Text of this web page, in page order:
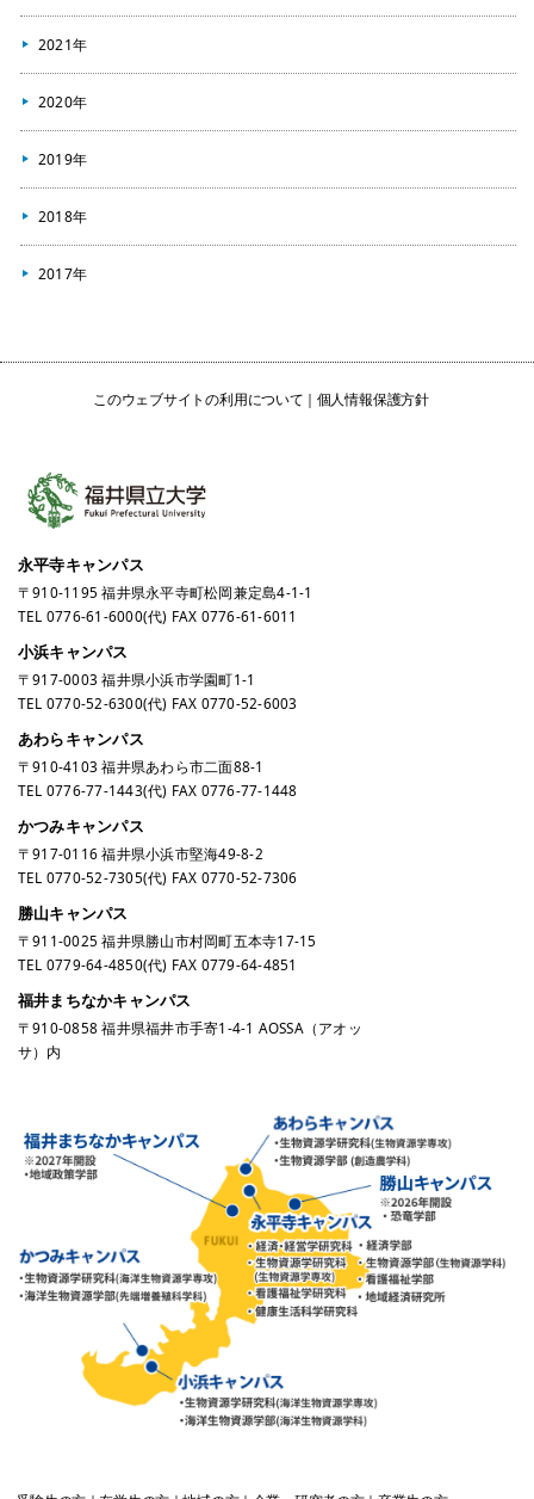
2021年
2020年
2019年
2018年
2017年
このウェブサイトの利用について 個人情報保護方針
永平寺キャンパス
〒910-1195 福井県永平寺町松岡兼定島4-1-1
TEL 0776-61-6000(代) FAX 0776-61-6011
小浜キャンパス
〒917-0003 福井県小浜市学園町1-1
TEL 0770-52-6300(代) FAX 0770-52-6003
あわらキャンパス
〒910-4103 福井県あわら市二面88-1
TEL 0776-77-1443(代) FAX 0776-77-1448
かつみキャンパス
〒917-0116 福井県小浜市堅海49-8-2
TEL 0770-52-7305(代) FAX 0770-52-7306
勝山キャンパス
〒911-0025 福井県勝山市村岡町五本寺17-15
TEL 0779-64-4850(代) FAX 0779-64-4851
福井まちなかキャンパス
〒910-0858 福井県福井市手寄1-4-1 AOSSA（アオッ
サ）内